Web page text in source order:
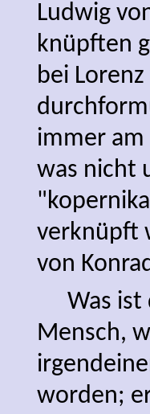
Ludwig
knüpften
bei
immer
was nicht
verknüpft
von
Was
Mensch,
worden;